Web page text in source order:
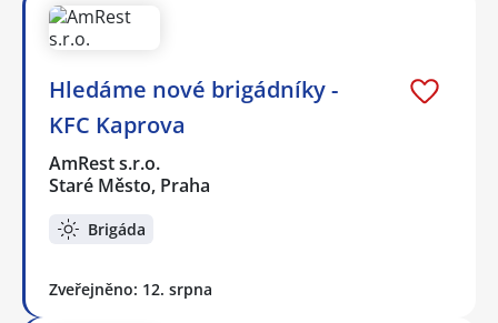
Hledáme nové brigádníky -
KFC Kaprova
AmRest s.r.o.
Staré Město, Praha
Brigáda
Zveřejněno: 12. srpna